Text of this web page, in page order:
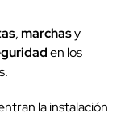
,marchasy
en los
la instalación